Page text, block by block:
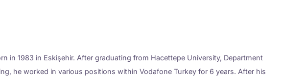
in 1983 in Eskişehir. After graduating from Hacettepe University, Department
he worked in various positions within Vodafone Turkey for 6 years. After his